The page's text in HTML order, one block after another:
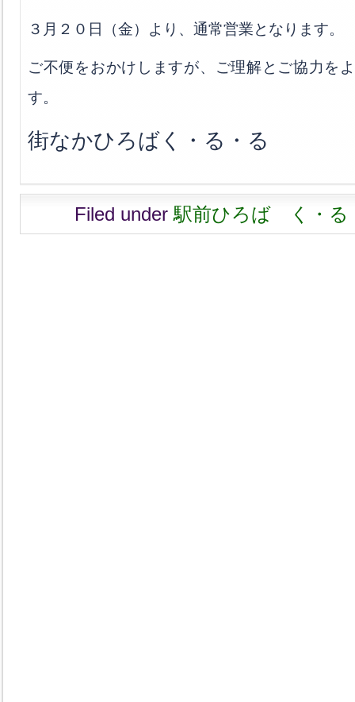
３月２０日（金）より、通常営業となります。
ご不便をおかけしますが、ご理解とご協力を
す。
街なかひろばく・る・る
Filed under駅前ひろば く・る